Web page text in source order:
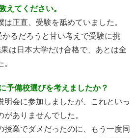
えてください。
正直、受験を舐めていました。
るだろうと甘い考えで受験に挑
は日本大学だけ合格で、あとは全
予備校選びを考えましたか？
明会に参加しましたが、これといっ
ありませんでした。
授業でダメだったのに、もう一度同